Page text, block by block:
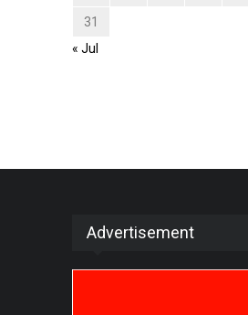
31
« Jul
Advertisement